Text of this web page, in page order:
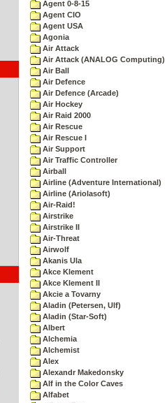
Agent 0-8-15
Agent CIO
Agent USA
Agonia
Air Attack
Air Attack (ANALOG Computing)
Air Ball
Air Defence
Air Defence (Arcade)
Air Hockey
Air Raid 2000
Air Rescue
Air Rescue I
Air Support
Air Traffic Controller
Airball
Airline (Adventure International)
Airline (Ariolasoft)
Air-Raid!
Airstrike
Airstrike II
Air-Threat
Airwolf
Akanis Ula
Akce Klement
Akce Klement II
Akcie a Tovarny
Aladin (Petersen, Ulf)
Aladin (Star-Soft)
Albert
Alchemia
Alchemist
Alex
Alexandr Makedonsky
Alf in the Color Caves
Alfabet